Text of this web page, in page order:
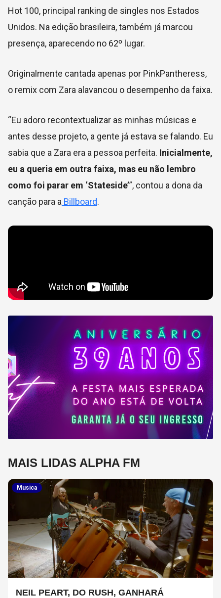
Hot 100, principal ranking de singles nos Estados
Unidos. Na edição brasileira, também já marcou
presença, aparecendo no 62º lugar.
Originalmente cantada apenas por PinkPantheress,
o remix com Zara alavancou o desempenho da faixa.
“Eu adoro recontextualizar as minhas músicas e
antes desse projeto, a gente já estava se falando. Eu
sabia que a Zara era a pessoa perfeita. Inicialmente,
eu a queria em outra faixa, mas eu não lembro
como foi parar em ‘Stateside’”, contou a dona da
canção para a Billboard.
MAIS LIDAS ALPHA FM
Musica
NEIL PEART, DO RUSH, GANHARÁ